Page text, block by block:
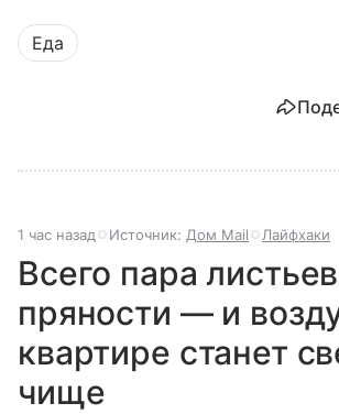
Еда
1 час назад Источник: Дом Mail Лайфхаки
Всего пара
пряности — и
квартире станет
чище